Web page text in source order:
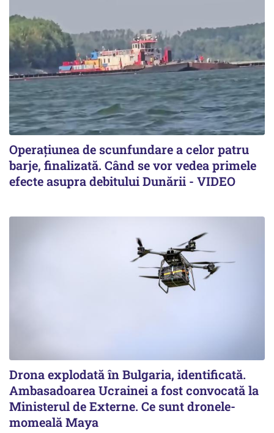
Operațiunea de scunfundare a celor patru
barje, finalizată. Când se vor vedea primele
efecte asupra debitului Dunării - VIDEO
Drona explodată în Bulgaria, identificată.
Ambasadoarea Ucrainei a fost convocată la
Ministerul de Externe. Ce sunt dronele-
momeală Maya